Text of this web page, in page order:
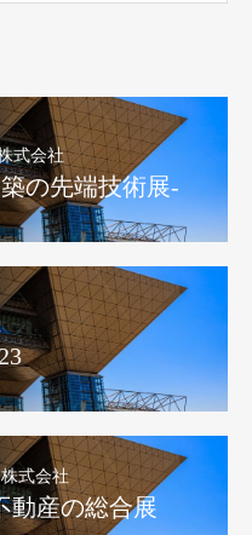
式会社
の先端技術展-
式会社
動産の総合展